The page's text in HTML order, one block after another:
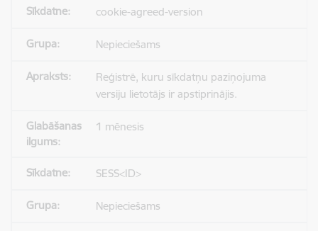
cookie-agreed-version
Nepieciešams
Reģistrē, kuru sīkdatņu paziņojuma
versiju lietotājs ir apstiprinājis.
1 mēnesis
SESS<ID>
Nepieciešams